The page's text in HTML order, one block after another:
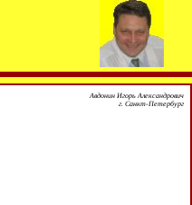
Авдонин Игорь Александрович
г. Санкт-Петербург